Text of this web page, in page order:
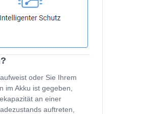
oder Sie Ihrem
Akku ist gegeben,
an einer
auftreten,